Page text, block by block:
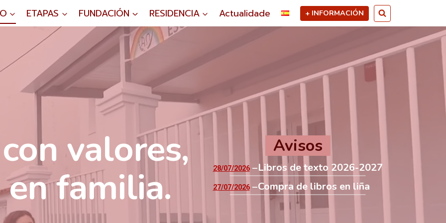
ETAPAS FUNDACIÓN RESIDENCIA Actualidade + INFORMACIÓN
valores,
familia.
Avisos
28/07/2026 Libros de texto 2026-2027
27/07/2026 Compra de libros en liña